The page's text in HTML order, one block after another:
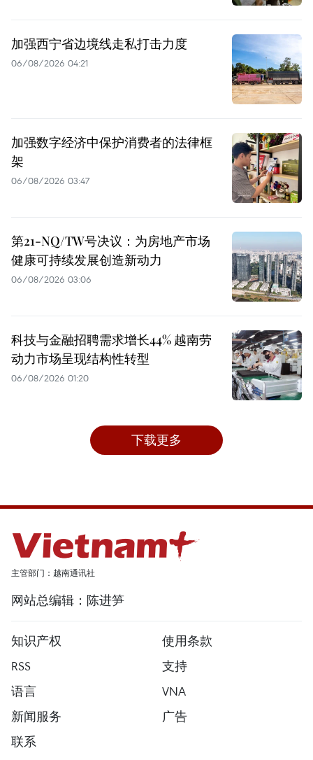
加强西宁省边境线走私打击力度
06/08/2026 04:21
加强数字经济中保护消费者的法律框
架
06/08/2026 03:47
第21-NQ/TW号决议：为房地产市场
健康可持续发展创造新动力
06/08/2026 03:06
科技与金融招聘需求增长44% 越南劳
动力市场呈现结构性转型
06/08/2026 01:20
下载更多
主管部门：越南通讯社
网站总编辑：陈进笋
知识产权
使用条款
RSS
支持
语言
VNA
新闻服务
广告
联系